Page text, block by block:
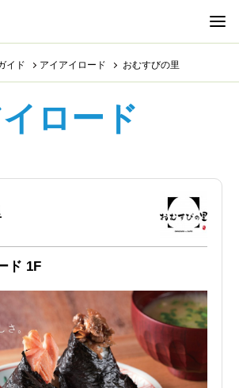
イド アイアイロード おむすびの里
ロード
ド 1F